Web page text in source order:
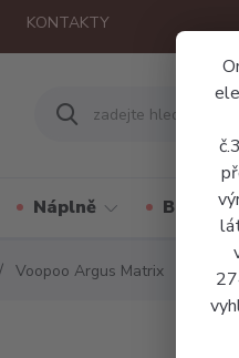
KONTAKTY
Náplně Báze a
Voopoo Argus Matrix